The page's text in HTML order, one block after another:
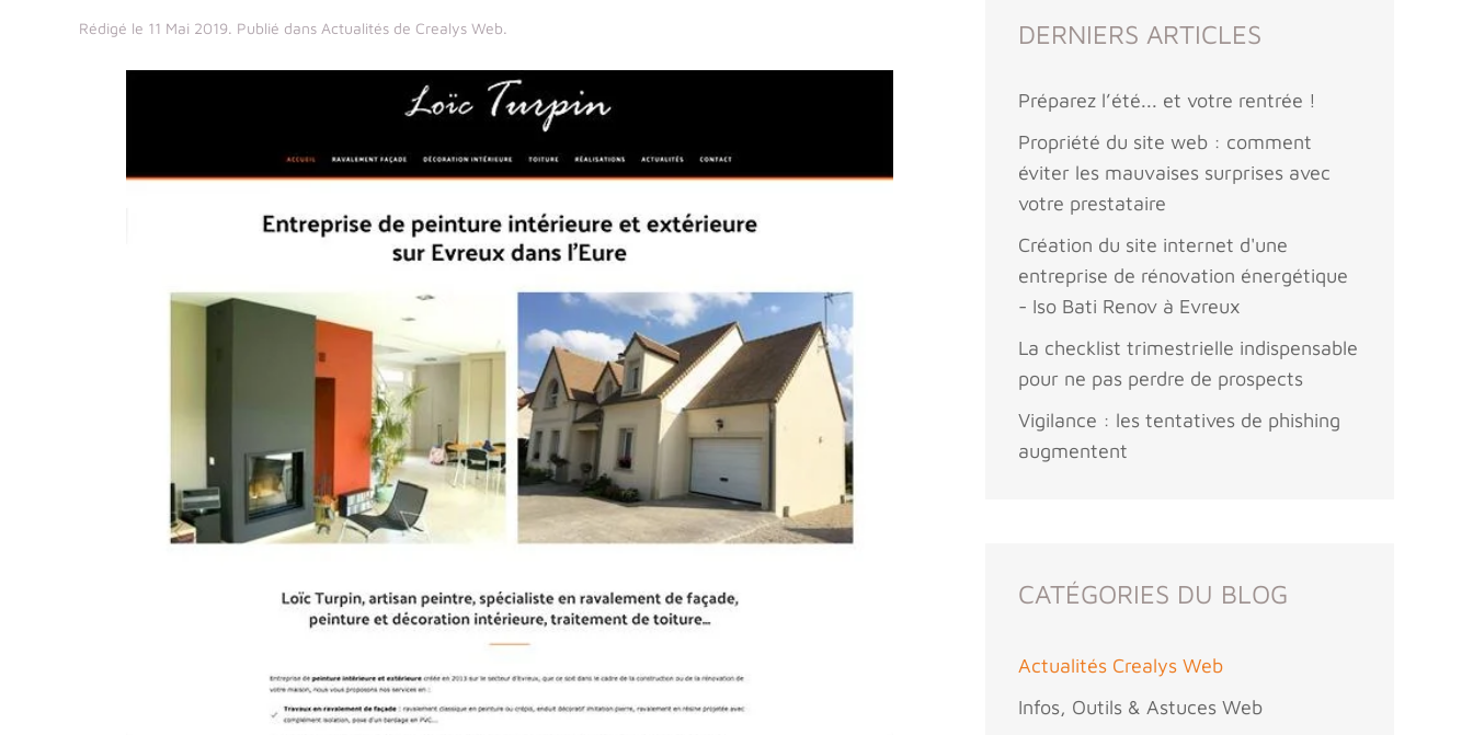
Rédigé le 11 Mai 2019. Publié dans Actualités de Crealys Web. DERNIERS ARTICLES
Préparez l’été... et votre rentrée !
Propriété du site web : comment
éviter les mauvaises surprises avec
votre prestataire
Création du site internet d'une
entreprise de rénovation énergétique
- Iso Bati Renov à Evreux
La checklist trimestrielle indispensable
pour ne pas perdre de prospects
Vigilance : les tentatives de phishing
augmentent
CATÉGORIES DU BLOG
Actualités Crealys Web
Infos, Outils & Astuces Web